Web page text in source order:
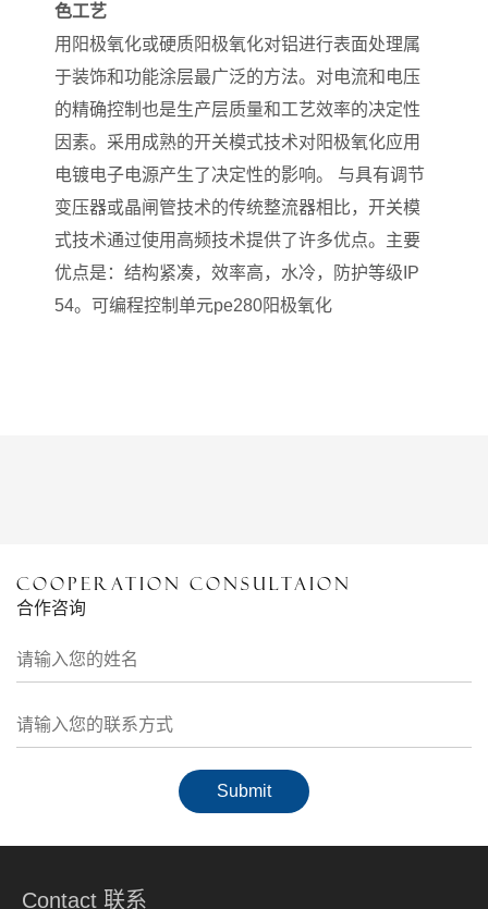
色工艺
用阳极氧化或硬质阳极氧化对铝进行表面处理属
于装饰和功能涂层最广泛的方法。对电流和电压
的精确控制也是生产层质量和工艺效率的决定性
因素。采用成熟的开关模式技术对阳极氧化应用
电镀电子电源产生了决定性的影响。 与具有调节
变压器或晶闸管技术的传统整流器相比，开关模
式技术通过使用高频技术提供了许多优点。主要
优点是：结构紧凑，效率高，水冷，防护等级IP
54。可编程控制单元pe280阳极氧化
COOPERATION CONSULTAION
合作咨询
Contact 联系